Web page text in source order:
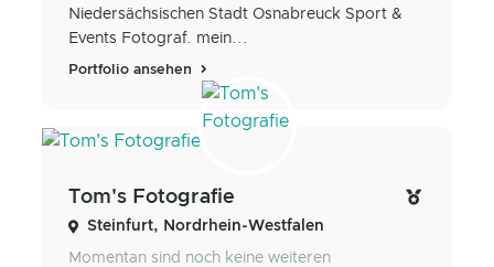
Niedersächsischen Stadt Osnabreuck Sport &
Events Fotograf. mein...
Portfolio ansehen
Tom's Fotografie
Steinfurt, Nordrhein-Westfalen
Momentan sind noch keine weiteren